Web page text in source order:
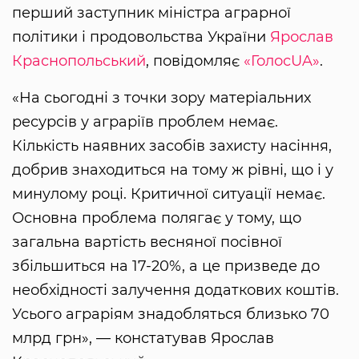
перший заступник міністра аграрної
політики і продовольства України Ярослав
Краснопольський, повідомляє «ГолосUA».
«На сьогодні з точки зору матеріальних
ресурсів у аграріїв проблем немає.
Кількість наявних засобів захисту насіння,
добрив знаходиться на тому ж рівні, що і у
минулому році. Критичної ситуації немає.
Основна проблема полягає у тому, що
загальна вартість весняної посівної
збільшиться на 17-20%, а це призведе до
необхідності залучення додаткових коштів.
Усього аграріям знадобляться близько 70
млрд грн», — констатував Ярослав